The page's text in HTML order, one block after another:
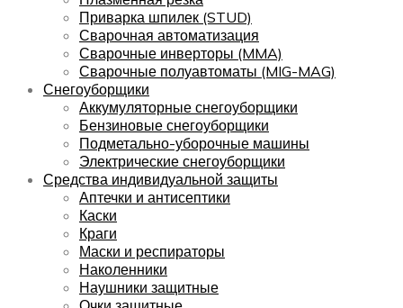
Приварка шпилек (STUD)
Сварочная автоматизация
Сварочные инверторы (MMA)
Сварочные полуавтоматы (MIG-MAG)
Снегоуборщики
Аккумуляторные снегоуборщики
Бензиновые снегоуборщики
Подметально-уборочные машины
Электрические снегоуборщики
Средства индивидуальной защиты
Аптечки и антисептики
Каски
Краги
Маски и респираторы
Наколенники
Наушники защитные